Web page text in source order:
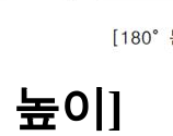
높이]